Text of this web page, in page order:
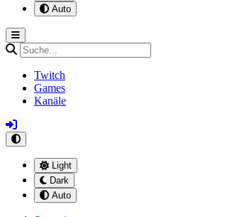
Auto
Twitch
Games
Kanäle
Light
Dark
Auto